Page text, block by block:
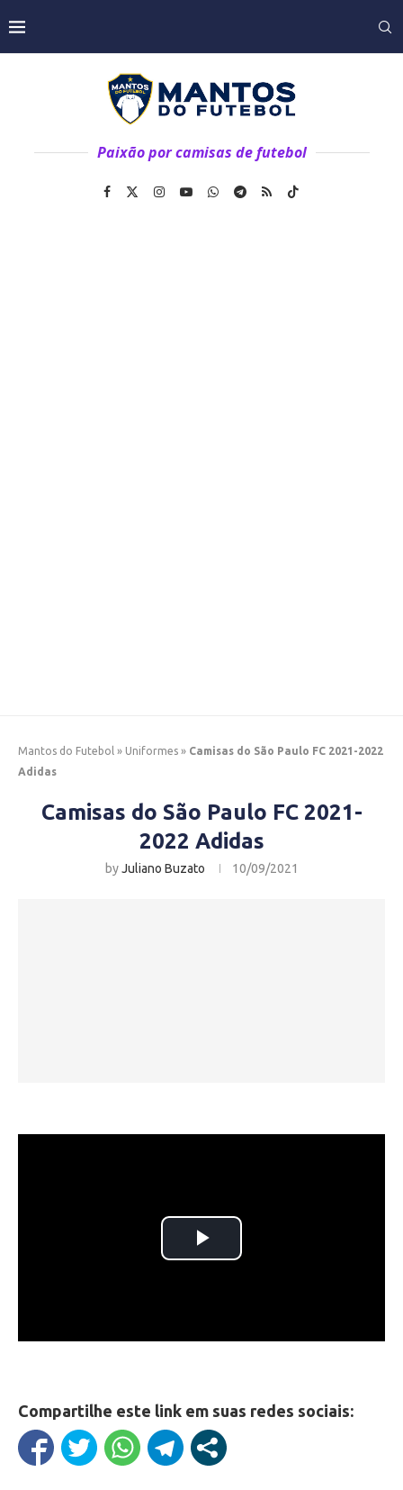
Paixão por camisas de futebol
Mantos do Futebol » Uniformes » Camisas do São Paulo FC 2021-2022
Adidas
Camisas do São Paulo FC 2021-
2022 Adidas
byJuliano Buzato 10/09/2021
Compartilhe este link em suas redes sociais: